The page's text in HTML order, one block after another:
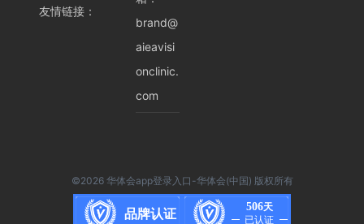
友情链接：
brand@
aieavisi
onclinic.
com
©2026 华体会app登录入口-华体会(中国) 版权所有
品牌认证
506天
已认证